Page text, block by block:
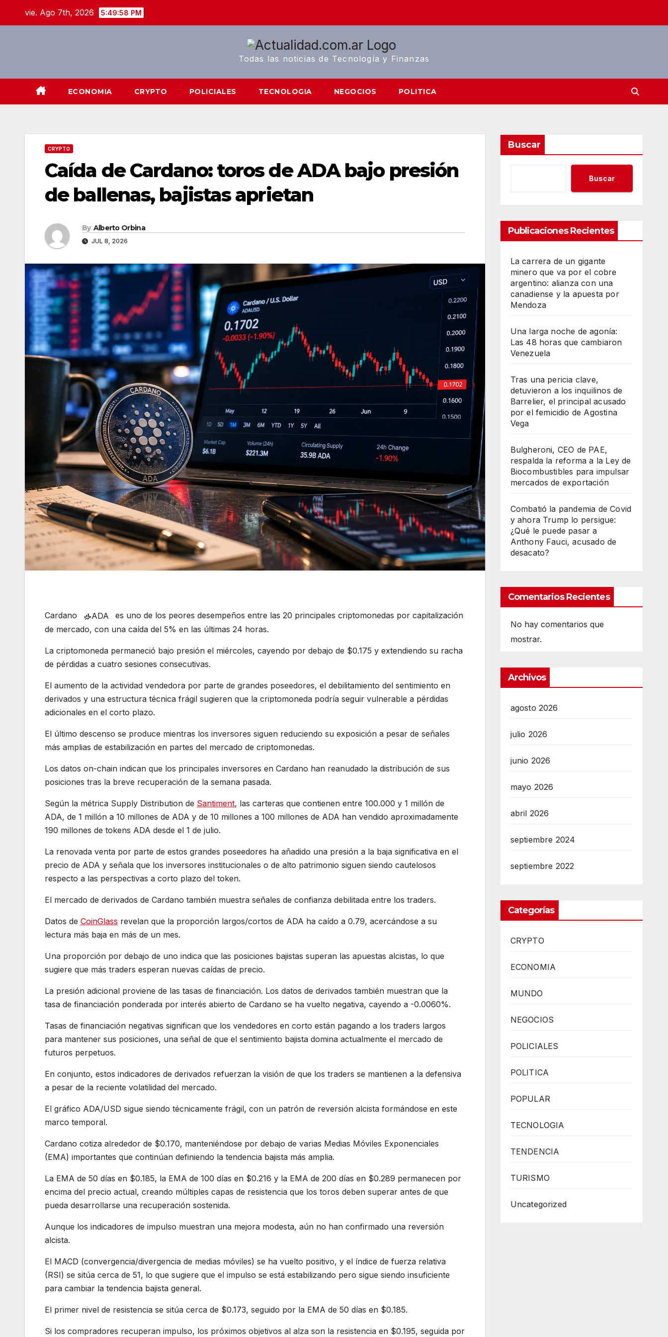
vie. Ago 7th, 2026 5:49:59 PM
Todas las noticias de Tecnología y Finanzas
ECONOMIA CRYPTO POLICIALES TECNOLOGIA NEGOCIOS POLITICA
CRYPTO
Caída de Cardano: toros de ADA bajo presión
de ballenas, bajistas aprietan
By Alberto Orbina
JUL 8, 2026
Cardano ADA
es uno de los peores desempeños entre las 20 principales criptomonedas por capitalización
de mercado, con una caída del 5% en las últimas 24 horas.
La criptomoneda permaneció bajo presión el miércoles, cayendo por debajo de $0.175 y extendiendo su racha
de pérdidas a cuatro sesiones consecutivas.
El aumento de la actividad vendedora por parte de grandes poseedores, el debilitamiento del sentimiento en
derivados y una estructura técnica frágil sugieren que la criptomoneda podría seguir vulnerable a pérdidas
adicionales en el corto plazo.
El último descenso se produce mientras los inversores siguen reduciendo su exposición a pesar de señales
más amplias de estabilización en partes del mercado de criptomonedas.
Los datos on-chain indican que los principales inversores en Cardano han reanudado la distribución de sus
posiciones tras la breve recuperación de la semana pasada.
Según la métrica Supply Distribution de Santiment, las carteras que contienen entre 100.000 y 1 millón de
ADA, de 1 millón a 10 millones de ADA y de 10 millones a 100 millones de ADA han vendido aproximadamente
190 millones de tokens ADA desde el 1 de julio.
La renovada venta por parte de estos grandes poseedores ha añadido una presión a la baja significativa en el
precio de ADA y señala que los inversores institucionales o de alto patrimonio siguen siendo cautelosos
respecto a las perspectivas a corto plazo del token.
El mercado de derivados de Cardano también muestra señales de confianza debilitada entre los traders.
Datos de CoinGlass revelan que la proporción largos/cortos de ADA ha caído a 0.79, acercándose a su
lectura más baja en más de un mes.
Una proporción por debajo de uno indica que las posiciones bajistas superan las apuestas alcistas, lo que
sugiere que más traders esperan nuevas caídas de precio.
La presión adicional proviene de las tasas de financiación. Los datos de derivados también muestran que la
tasa de financiación ponderada por interés abierto de Cardano se ha vuelto negativa, cayendo a -0.0060%.
Tasas de financiación negativas significan que los vendedores en corto están pagando a los traders largos
para mantener sus posiciones, una señal de que el sentimiento bajista domina actualmente el mercado de
futuros perpetuos.
En conjunto, estos indicadores de derivados refuerzan la visión de que los traders se mantienen a la defensiva
a pesar de la reciente volatilidad del mercado.
El gráfico ADA/USD sigue siendo técnicamente frágil, con un patrón de reversión alcista formándose en este
marco temporal.
Cardano cotiza alrededor de $0.170, manteniéndose por debajo de varias Medias Móviles Exponenciales
(EMA) importantes que continúan definiendo la tendencia bajista más amplia.
La EMA de 50 días en $0.185, la EMA de 100 días en $0.216 y la EMA de 200 días en $0.289 permanecen por
encima del precio actual, creando múltiples capas de resistencia que los toros deben superar antes de que
pueda desarrollarse una recuperación sostenida.
Aunque los indicadores de impulso muestran una mejora modesta, aún no han confirmado una reversión
alcista.
El MACD (convergencia/divergencia de medias móviles) se ha vuelto positivo, y el índice de fuerza relativa
(RSI) se sitúa cerca de 51, lo que sugiere que el impulso se está estabilizando pero sigue siendo insuficiente
para cambiar la tendencia bajista general.
El primer nivel de resistencia se sitúa cerca de $0.173, seguido por la EMA de 50 días en $0.185.
Si los compradores recuperan impulso, los próximos objetivos al alza son la resistencia en $0.195, seguida por
Buscar
Buscar
Publicaciones Recientes
La carrera de un gigante
minero que va por el cobre
argentino: alianza con una
canadiense y la apuesta por
Mendoza
Una larga noche de agonía:
Las 48 horas que cambiaron
Venezuela
Tras una pericia clave,
detuvieron a los inquilinos de
Barrelier, el principal acusado
por el femicidio de Agostina
Vega
Bulgheroni, CEO de PAE,
respalda la reforma a la Ley de
Biocombustibles para impulsar
mercados de exportación
Combatió la pandemia de Covid
y ahora Trump lo persigue:
¿Qué le puede pasar a
Anthony Fauci, acusado de
desacato?
Comentarios Recientes
No hay comentarios que
mostrar.
Archivos
agosto 2026
julio 2026
junio 2026
mayo 2026
abril 2026
septiembre 2024
septiembre 2022
Categorías
CRYPTO
ECONOMIA
MUNDO
NEGOCIOS
POLICIALES
POLITICA
POPULAR
TECNOLOGIA
TENDENCIA
TURISMO
Uncategorized